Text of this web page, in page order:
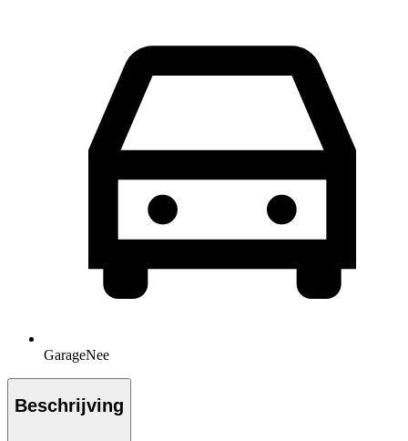
GarageNee
Beschrijving